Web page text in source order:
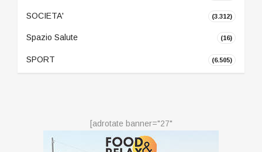
SOCIETA' (3.312)
Spazio Salute (16)
SPORT (6.505)
[adrotate banner="27"